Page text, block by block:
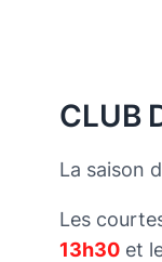
CLUB
La saison
Les
13h30 et